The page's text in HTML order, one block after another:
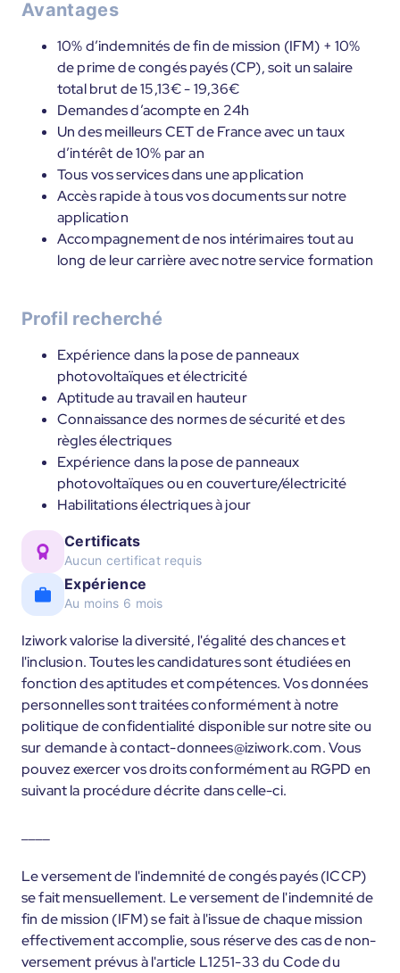
Avantages
10% d’indemnités de fin de mission (IFM) + 10%
de prime de congés payés (CP), soit un salaire
total brut de 15,13€ - 19,36€
Demandes d’acompte en 24h
Un des meilleurs CET de France avec un taux
d’intérêt de 10% par an
Tous vos services dans une application
Accès rapide à tous vos documents sur notre
application
Accompagnement de nos intérimaires tout au
long de leur carrière avec notre service formation
Profil recherché
Expérience dans la pose de panneaux
photovoltaïques et électricité
Aptitude au travail en hauteur
Connaissance des normes de sécurité et des
règles électriques
Expérience dans la pose de panneaux
photovoltaïques ou en couverture/électricité
Habilitations électriques à jour
Certificats
Aucun certificat requis
Expérience
Au moins 6 mois
Iziwork valorise la diversité, l'égalité des chances et
l'inclusion. Toutes les candidatures sont étudiées en
fonction des aptitudes et compétences. Vos données
personnelles sont traitées conformément à notre
politique de confidentialité disponible sur notre site ou
sur demande à contact-donnees@iziwork.com. Vous
pouvez exercer vos droits conformément au RGPD en
suivant la procédure décrite dans celle-ci.
Le versement de l'indemnité de congés payés (ICCP)
se fait mensuellement. Le versement de l'indemnité de
fin de mission (IFM) se fait à l'issue de chaque mission
effectivement accomplie, sous réserve des cas de non-
versement prévus à l'article L1251-33 du Code du